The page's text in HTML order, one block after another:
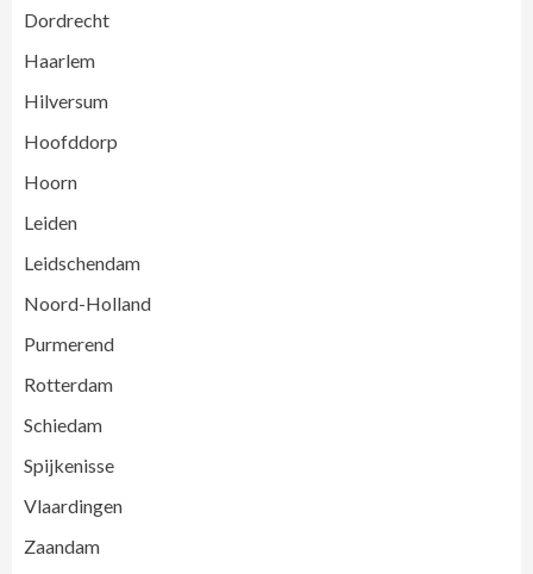
Dordrecht
Haarlem
Hilversum
Hoofddorp
Hoorn
Leiden
Leidschendam
Noord-Holland
Purmerend
Rotterdam
Schiedam
Spijkenisse
Vlaardingen
Zaandam